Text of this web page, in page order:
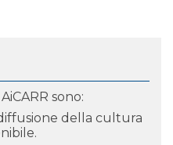
sono:
della cultura